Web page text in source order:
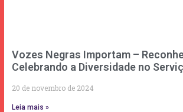
Vozes Negras Importam –
Celebrando a Diversidade no
20 de novembro de 2024
Leia mais »